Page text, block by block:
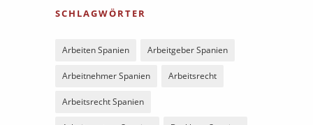
SCHLAGWÖRTER
Arbeiten Spanien Arbeitgeber Spanien
Arbeitnehmer Spanien Arbeitsrecht
Arbeitsrecht Spanien